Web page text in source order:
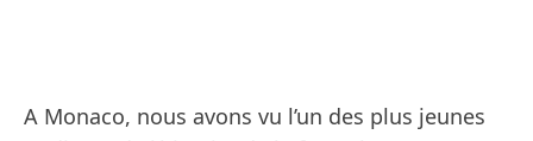
A Monaco, nous avons vu l’un des plus jeunes